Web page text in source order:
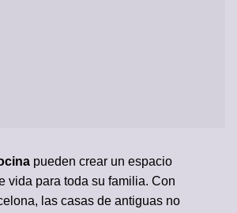
pueden crear un espacio
vida para toda su familia. Con
las casas de antiguas no